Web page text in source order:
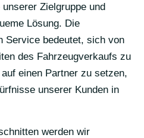
Zielgruppe und
Lösung. Die
Service bedeutet, sich von
des Fahrzeugverkaufs zu
einen Partner zu setzen,
unserer Kunden in
werden wir